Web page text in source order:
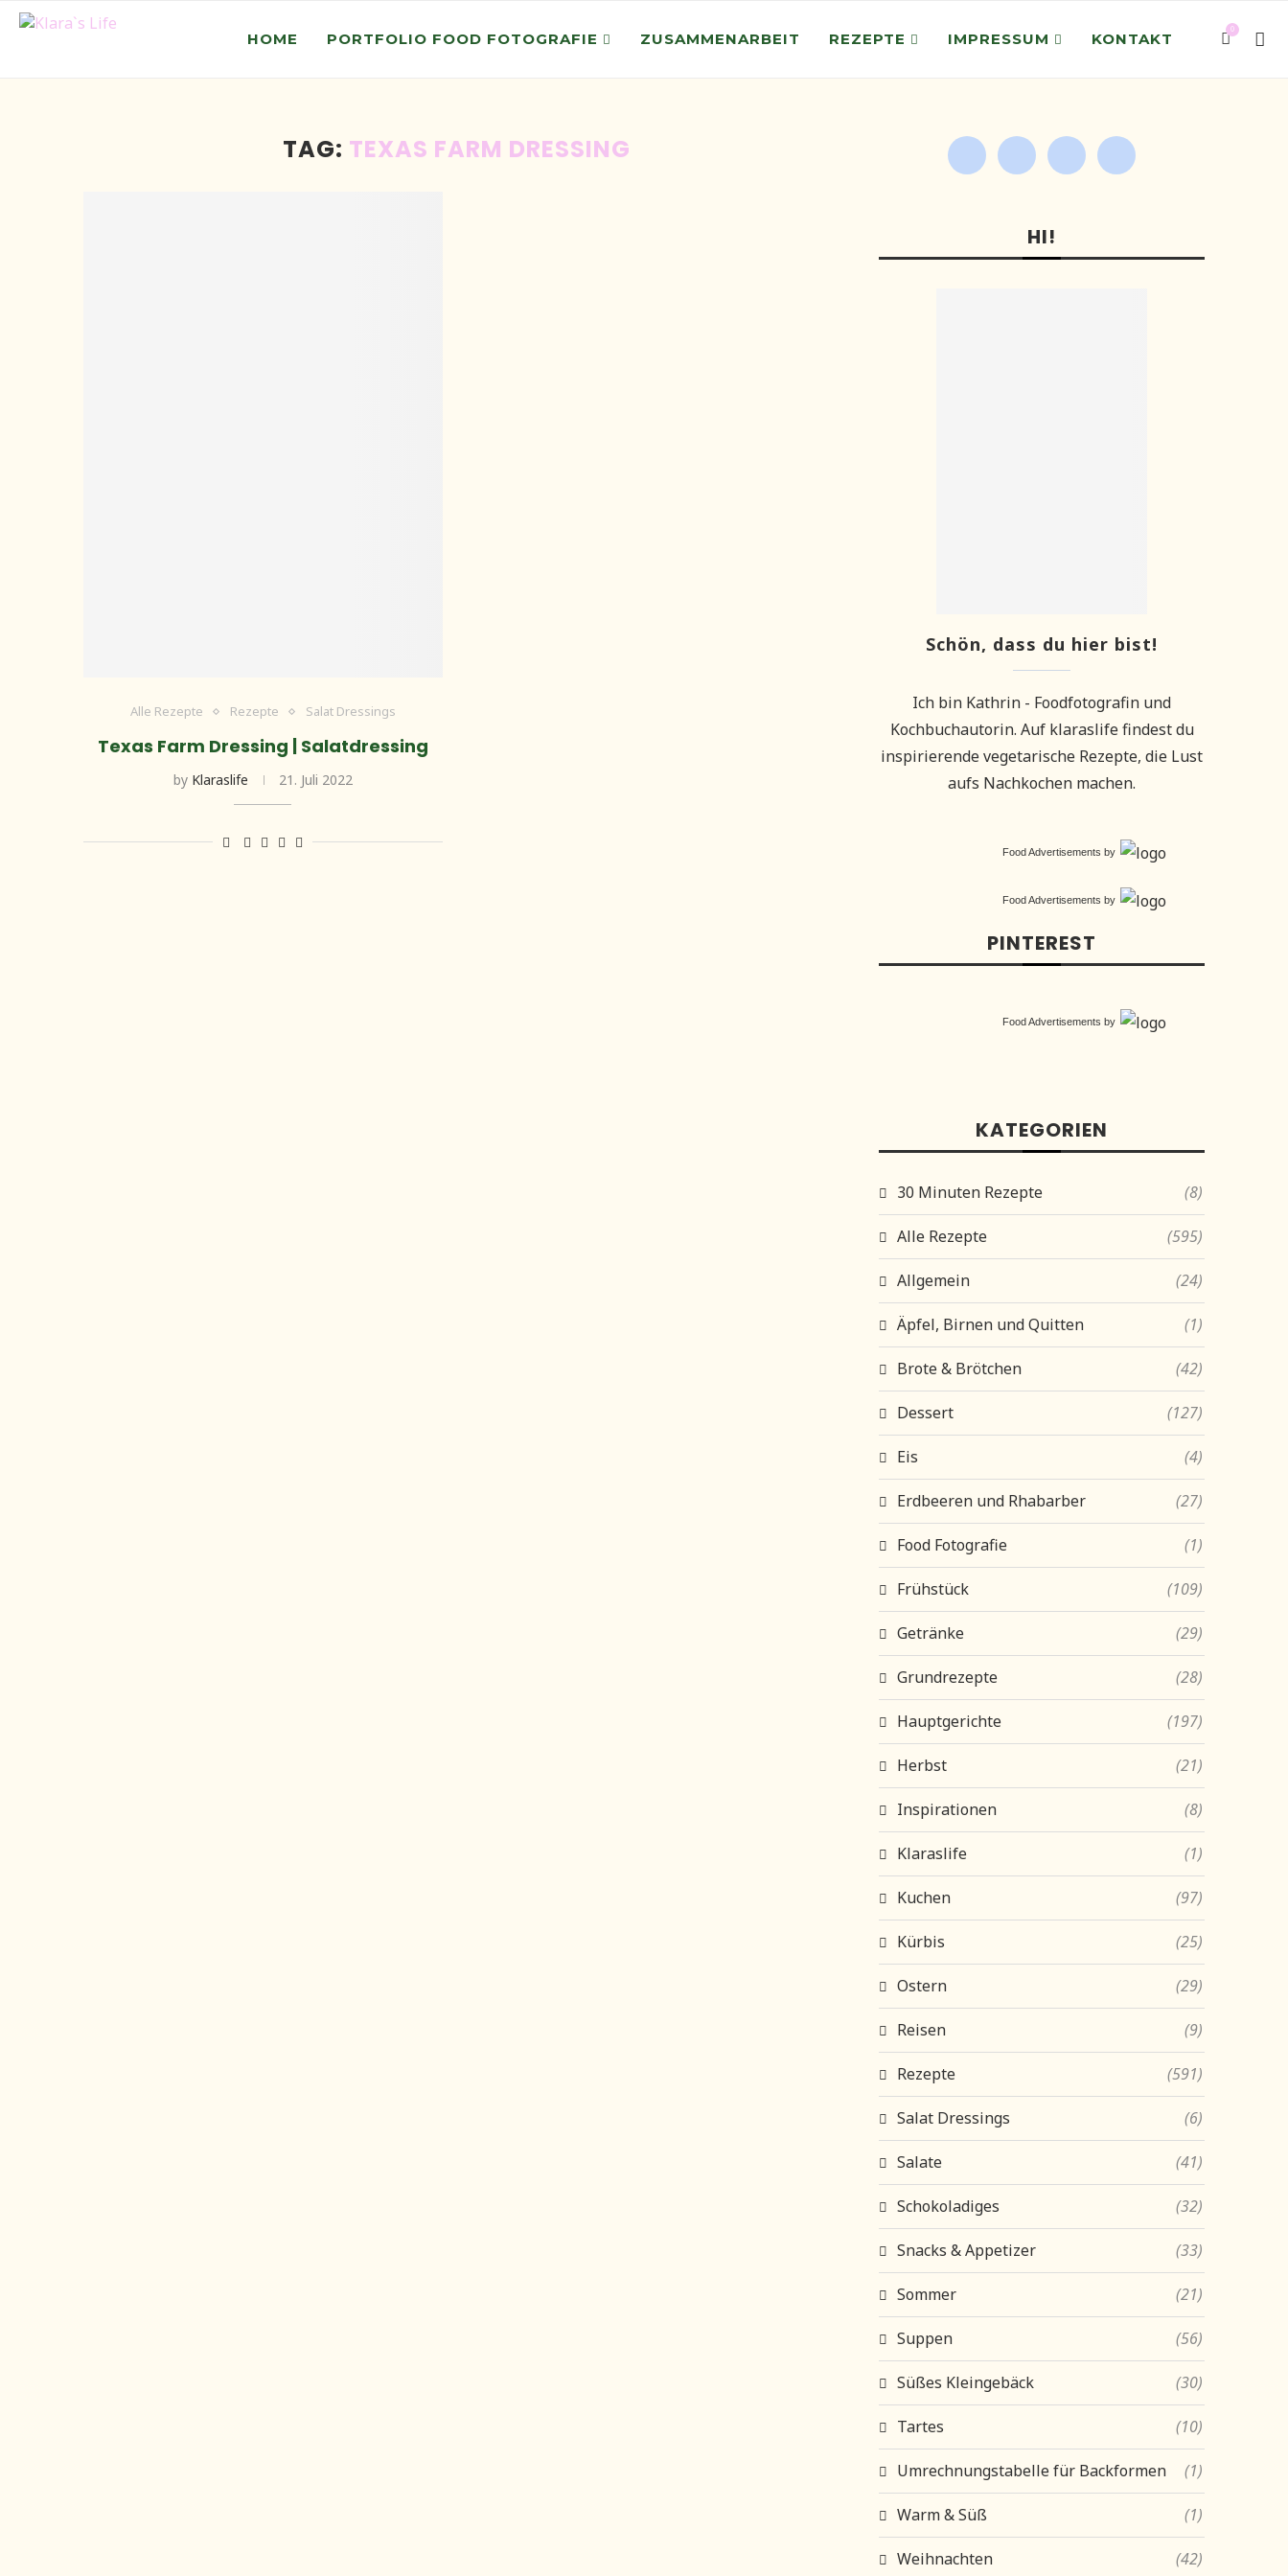
HOME PORTFOLIO FOOD FOTOGRAFIE ZUSAMMENARBEIT REZEPTE IMPRESSUM KONTAKT
0
TAG: TEXAS FARM DRESSING
Alle Rezepte Rezepte Salat Dressings
Texas Farm Dressing | Salatdressing
by Klaraslife 21. Juli 2022
HI!
Schön, dass du hier bist!
Ich bin Kathrin - Foodfotografin und
Kochbuchautorin. Auf klaraslife findest du
inspirierende vegetarische Rezepte, die Lust
aufs Nachkochen machen.
Food Advertisements by
Food Advertisements by
PINTEREST
Food Advertisements by
KATEGORIEN
30 Minuten Rezepte (8)
Alle Rezepte (595)
Allgemein (24)
Äpfel, Birnen und Quitten (1)
Brote & Brötchen (42)
Dessert (127)
Eis (4)
Erdbeeren und Rhabarber (27)
Food Fotografie (1)
Frühstück (109)
Getränke (29)
Grundrezepte (28)
Hauptgerichte (197)
Herbst (21)
Inspirationen (8)
Klaraslife (1)
Kuchen (97)
Kürbis (25)
Ostern (29)
Reisen (9)
Rezepte (591)
Salat Dressings (6)
Salate (41)
Schokoladiges (32)
Snacks & Appetizer (33)
Sommer (21)
Suppen (56)
Süßes Kleingebäck (30)
Tartes (10)
Umrechnungstabelle für Backformen (1)
Warm & Süß (1)
Weihnachten (42)